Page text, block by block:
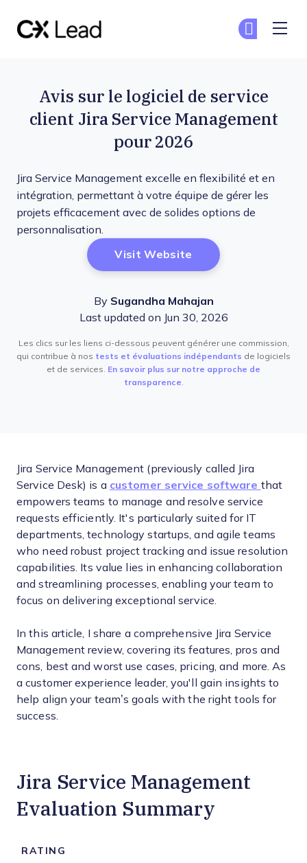
Avis sur le logiciel de service
client Jira Service Management
pour 2026
Jira Service Management excelle en flexibilité et en
intégration, permettant à votre équipe de gérer les
projets efficacement avec de solides options de
personnalisation.
Visit Website Opens New Window
By Sugandha Mahajan
Last updated on Jun 30, 2026
Les clics sur les liens ci-dessous peuvent générer une commission,
qui contribue à nos tests et évaluations indépendants de logiciels
et de services. En savoir plus sur notre approche de
transparence.
Jira Service Management (previously called Jira
Service Desk) is a customer service software that
empowers teams to manage and resolve service
requests efficiently. It's particularly suited for IT
departments, technology startups, and agile teams
who need robust project tracking and issue resolution
capabilities. Its value lies in enhancing collaboration
and streamlining processes, enabling your team to
focus on delivering exceptional service.
In this article, I share a comprehensive Jira Service
Management review, covering its features, pros and
cons, best and worst use cases, pricing, and more. As
a customer experience leader, you'll gain insights to
help align your team’s goals with the right tools for
success.
Jira Service Management
Evaluation Summary
RATING